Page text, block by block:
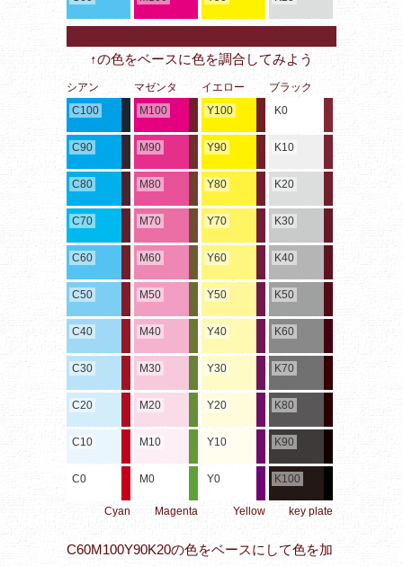
↑の色をベースに色を調合してみよう
シアン
C100
C90
C80
C70
C60
C50
C40
C30
C20
C10
C0
Cyan
マゼンタ
M100
M90
M80
M70
M60
M50
M40
M30
M20
M10
M0
Magenta
イエロー
Y100
Y90
Y80
Y70
Y60
Y50
Y40
Y30
Y20
Y10
Y0
Yellow
ブラック
K0
K10
K20
K30
K40
K50
K60
K70
K80
K90
K100
key plate
C60M100Y90K20の色をベースにして色を加